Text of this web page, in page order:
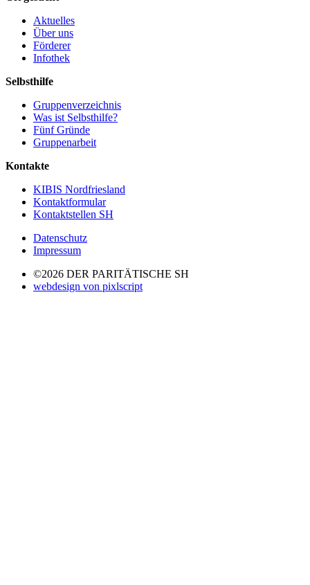
Aktuelles
Über uns
Förderer
Infothek
Selbsthilfe
Gruppenverzeichnis
Was ist Selbsthilfe?
Fünf Gründe
Gruppenarbeit
Kontakte
KIBIS Nordfriesland
Kontaktformular
Kontaktstellen SH
Datenschutz
Impressum
©2026 DER PARITÄTISCHE SH
webdesign von pixlscript